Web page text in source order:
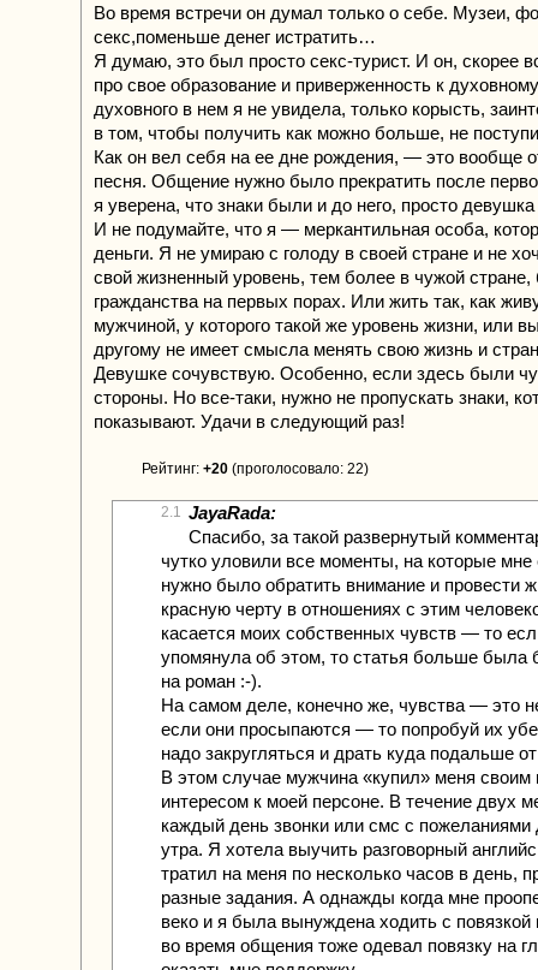
Во время встречи он думал только о себе. Музеи,
секс,поменьше денег истратить…
Я думаю, это был просто секс-турист. И он, скорее
про свое образование и приверженность к
духовного в нем я не увидела, только корысть,
в том, чтобы получить как можно больше, не
Как он вел себя на ее дне рождения, — это вообще
песня. Общение нужно было прекратить после
я уверена, что знаки были и до него, просто
И не подумайте, что я — меркантильная особа,
деньги. Я не умираю с голоду в своей стране и не
свой жизненный уровень, тем более в чужой стране,
гражданства на первых порах. Или жить так, как
мужчиной, у которого такой же уровень жизни, или
другому не имеет смысла менять свою жизнь и
Девушке сочувствую. Особенно, если здесь были
стороны. Но все-таки, нужно не пропускать знаки,
показывают. Удачи в следующий раз!
Рейтинг: +20 (проголосовало: 22)
2.1 JayaRada:
Спасибо, за такой развернутый
чутко уловили все моменты, на которые мне
нужно было обратить внимание и провести
красную черту в отношениях с этим
касается моих собственных чувств — то
упомянула об этом, то статья больше была
на роман :-).
На самом деле, конечно же, чувства — это
если они просыпаются — то попробуй их
надо закругляться и драть куда подальше
В этом случае мужчина «купил» меня своим
интересом к моей персоне. В течение двух
каждый день звонки или смс с пожеланиями
утра. Я хотела выучить разговорный
тратил на меня по несколько часов в день,
разные задания. А однажды когда мне
веко и я была вынуждена ходить с повязкой
во время общения тоже одевал повязку на